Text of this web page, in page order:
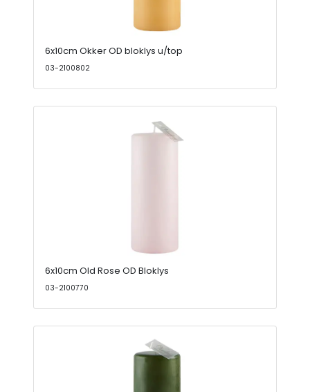
6x10cm Okker OD bloklys u/top
03-2100802
6x10cm Old Rose OD Bloklys
03-2100770